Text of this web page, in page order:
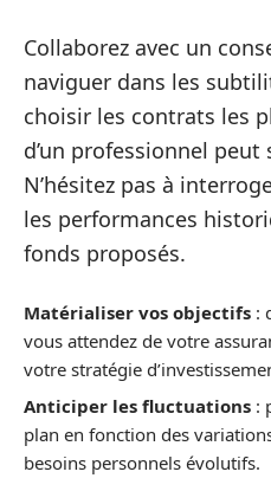
Collaborez avec un
naviguer dans les
choisir les contrats les
d’un professionnel peut
N’hésitez pas à
les performances
fonds proposés.
Matérialiser vos objectifs :
vous attendez de votre
votre stratégie
Anticiper les fluctuations :
plan en fonction des
besoins personnels évolutifs.